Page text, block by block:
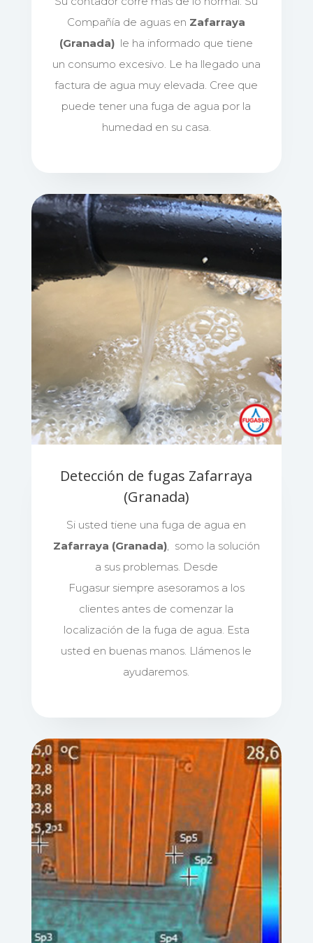
Compañía de aguas en Zafarraya
(Granada) le ha informado que tiene
un consumo excesivo. Le ha llegado una
factura de agua muy elevada. Cree que
puede tener una fuga de agua por la
humedad en su casa.
Detección de fugas Zafarraya
(Granada)
Si usted tiene una fuga de agua en
Zafarraya (Granada), somo la solución
a sus problemas. Desde
Fugasur siempre asesoramos a los
clientes antes de comenzar la
localización de la fuga de agua. Esta
usted en buenas manos. Llámenos le
ayudaremos.